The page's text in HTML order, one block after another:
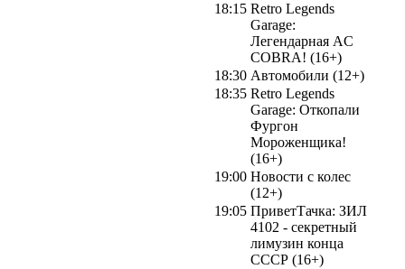
18:15 Retro Legends
Garage:
Легендарная AC
COBRA! (16+)
18:30 Автомобили (12+)
18:35 Retro Legends
Garage: Откопали
Фургон
Мороженщика!
(16+)
19:00 Новости с колес
(12+)
19:05 ПриветТачка: ЗИЛ
4102 - секретный
лимузин конца
СССР (16+)